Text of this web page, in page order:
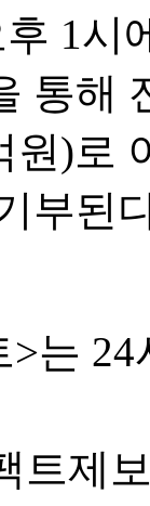
후 1
통해
원)로
부된
>는
트제